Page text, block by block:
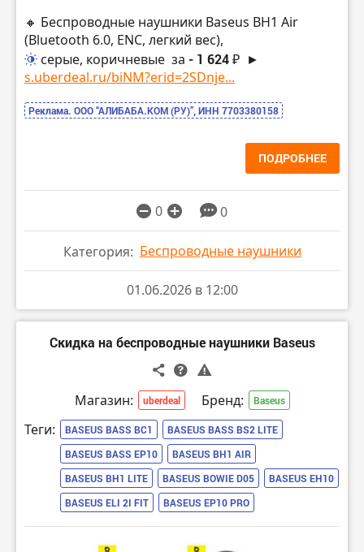
🔸 Беспроводные наушники Baseus BH1 Air
(Bluetooth 6.0, ENC, легкий вес),
серые, коричневые за - 1 624 ₽ ►
s.uberdeal.ru/biNM?erid=2SDnje...
Реклама. ООО “АЛИБАБА.КОМ (РУ)”, ИНН 7703380158
ПОДРОБНЕЕ
0 0
Категория: Беспроводные наушники
01.06.2026 в 12:00
Скидка на беспроводные наушники Baseus
Магазин: uberdeal Бренд: Baseus
Теги: BASEUS BASS BC1
BASEUS BASS BS2 LITE
BASEUS BASS EP10
BASEUS BH1 AIR
BASEUS BH1 LITE
BASEUS BOWIE D05
BASEUS EH10
BASEUS ELI 2I FIT
BASEUS EP10 PRO